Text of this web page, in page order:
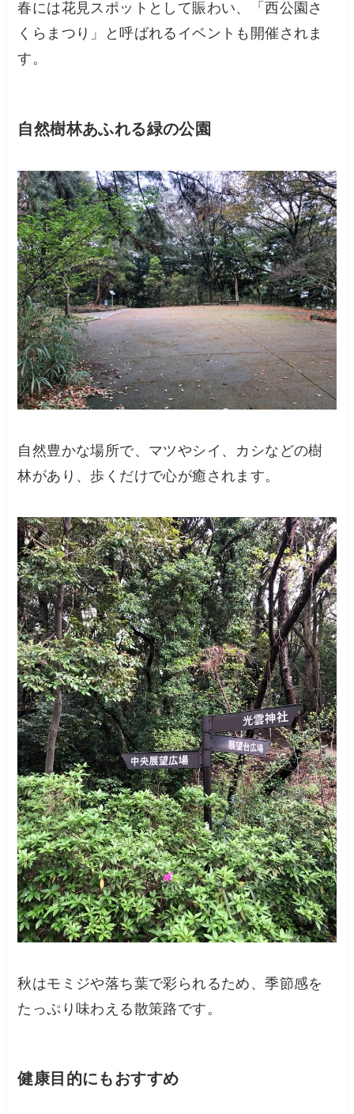
春には花見スポットとして賑わい、「西公園さ
くらまつり」と呼ばれるイベントも開催されま
す。
自然樹林あふれる緑の公園
自然豊かな場所で、マツやシイ、カシなどの樹
林があり、歩くだけで心が癒されます。
秋はモミジや落ち葉で彩られるため、季節感を
たっぷり味わえる散策路です。
健康目的にもおすすめ